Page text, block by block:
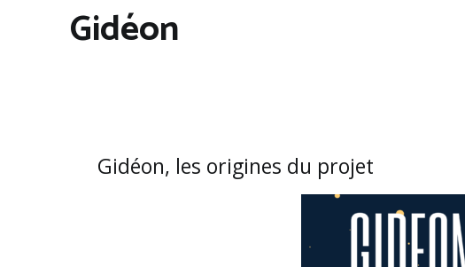
Gidéon
Gidéon, les origines du projet